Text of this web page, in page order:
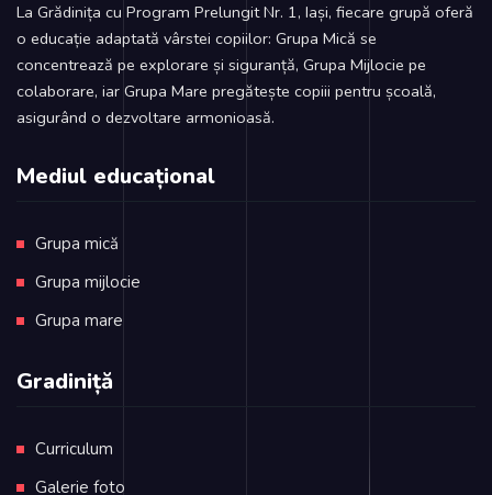
La Grădinița cu Program Prelungit Nr. 1, Iași, fiecare grupă oferă
o educație adaptată vârstei copiilor: Grupa Mică se
concentrează pe explorare și siguranță, Grupa Mijlocie pe
colaborare, iar Grupa Mare pregătește copiii pentru școală,
asigurând o dezvoltare armonioasă.
Mediul educațional
Grupa mică
Grupa mijlocie
Grupa mare
Gradiniță
Curriculum
Galerie foto